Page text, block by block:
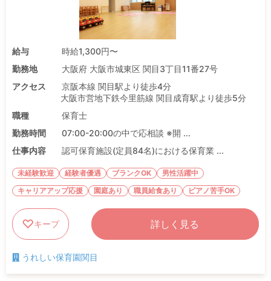
給与
時給1,300円〜
勤務地
大阪府 大阪市城東区 関目3丁目11番27号
アクセス
京阪本線 関目駅より徒歩4分
大阪市営地下鉄今里筋線 関目成育駅より徒歩5分
職種
保育士
勤務時間
07:00-20:00の中で応相談 ※開 ...
仕事内容
認可保育施設(定員84名)における保育業 ...
未経験歓迎 経験者優遇 ブランクOK
男性活躍中
キャリアアップ応援
園庭あり 職員給食あり ピアノ苦手OK
キープ 詳しく見る
うれしい保育園関目